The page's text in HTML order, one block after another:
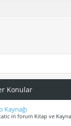
Konular
Kaynağı
in forum Kitap ve